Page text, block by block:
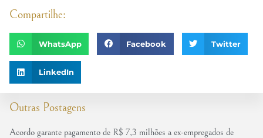
Outras Postagens
Acordo garante pagamento de R$ 7,3 milhões a ex-empregados de
Compartilhe:
WhatsApp Facebook Twitter
LinkedIn